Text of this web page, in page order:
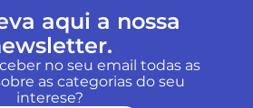
aqui a nossa
no seu email todas as
as categorias do seu
interese?